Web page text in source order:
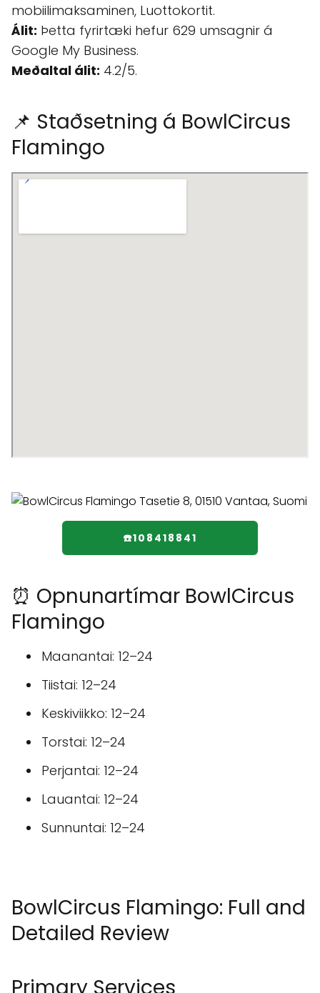
mobiilimaksaminen, Luottokortit.
Álit: Þetta fyrirtæki hefur 629 umsagnir á
Google My Business.
Meðaltal álit: 4.2/5.
📌 Staðsetning á BowlCircus
Flamingo
☎️108418841
⏰ Opnunartímar BowlCircus
Flamingo
Maanantai: 12–24
Tiistai: 12–24
Keskiviikko: 12–24
Torstai: 12–24
Perjantai: 12–24
Lauantai: 12–24
Sunnuntai: 12–24
BowlCircus Flamingo: Full and
Detailed Review